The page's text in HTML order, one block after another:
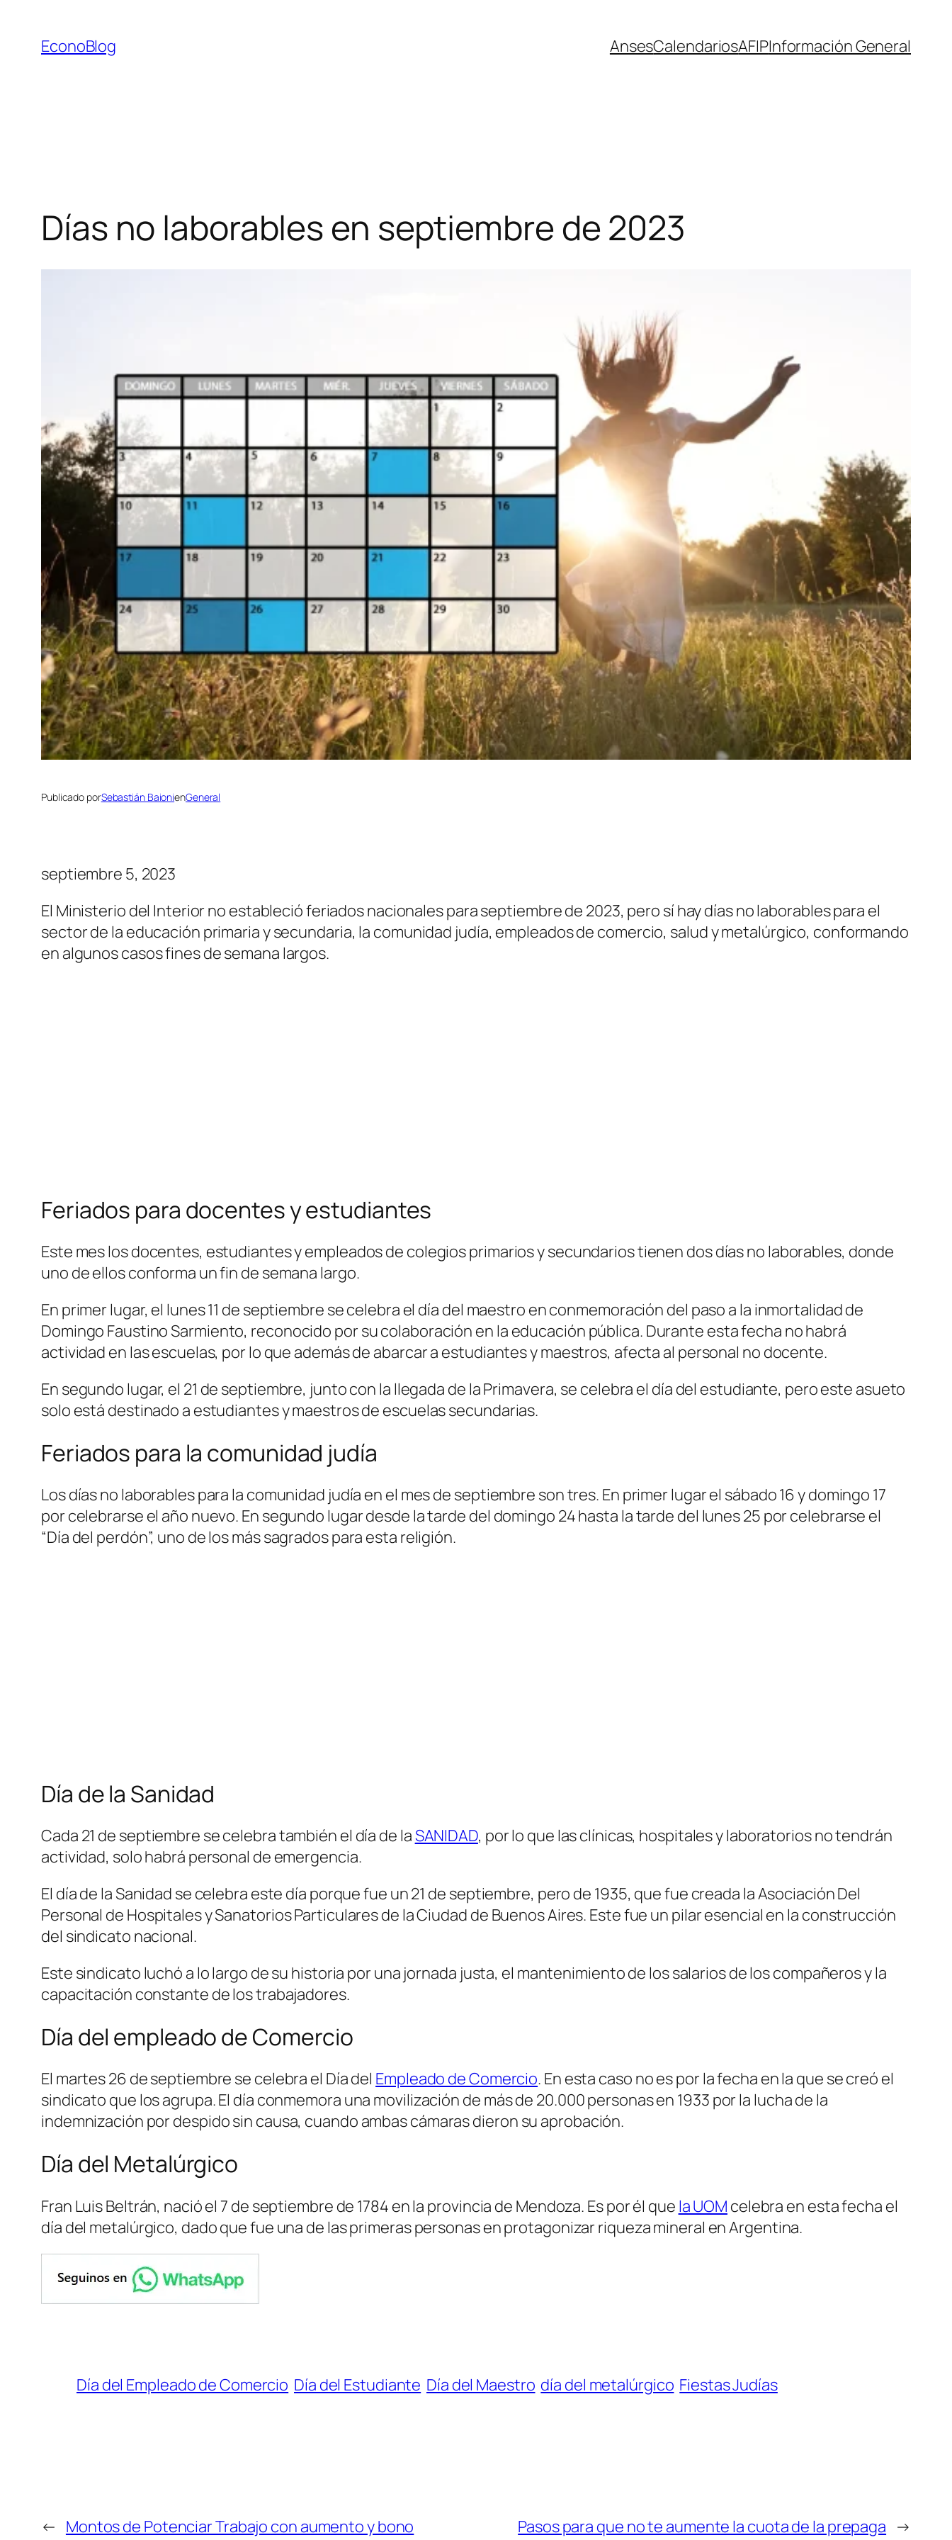
contenido
EconoBlog AnsesCalendariosAFIPInformación General
Días no laborables en septiembre de 2023
Publicado porSebastián BaionienGeneral
septiembre 5, 2023
El Ministerio del Interior no estableció feriados nacionales para septiembre de 2023, pero sí hay días no laborables para el
sector de la educación primaria y secundaria, la comunidad judía, empleados de comercio, salud y metalúrgico, conformando
en algunos casos fines de semana largos.
Feriados para docentes y estudiantes
Este mes los docentes, estudiantes y empleados de colegios primarios y secundarios tienen dos días no laborables, donde
uno de ellos conforma un fin de semana largo.
En primer lugar, el lunes 11 de septiembre se celebra el día del maestro en conmemoración del paso a la inmortalidad de
Domingo Faustino Sarmiento, reconocido por su colaboración en la educación pública. Durante esta fecha no habrá
actividad en las escuelas, por lo que además de abarcar a estudiantes y maestros, afecta al personal no docente.
En segundo lugar, el 21 de septiembre, junto con la llegada de la Primavera, se celebra el día del estudiante, pero este asueto
solo está destinado a estudiantes y maestros de escuelas secundarias.
Feriados para la comunidad judía
Los días no laborables para la comunidad judía en el mes de septiembre son tres. En primer lugar el sábado 16 y domingo 17
por celebrarse el año nuevo. En segundo lugar desde la tarde del domingo 24 hasta la tarde del lunes 25 por celebrarse el
“Día del perdón”, uno de los más sagrados para esta religión.
Día de la Sanidad
Cada 21 de septiembre se celebra también el día de laSANIDAD, por lo que las clínicas, hospitales y laboratorios no tendrán
actividad, solo habrá personal de emergencia.
El día de la Sanidad se celebra este día porque fue un 21 de septiembre, pero de 1935, que fue creada la Asociación Del
Personal de Hospitales y Sanatorios Particulares de la Ciudad de Buenos Aires. Este fue un pilar esencial en la construcción
del sindicato nacional.
Este sindicato luchó a lo largo de su historia por una jornada justa, el mantenimiento de los salarios de los compañeros y la
capacitación constante de los trabajadores.
Día del empleado de Comercio
El martes 26 de septiembre se celebra el Día del Empleado de Comercio. En esta caso no es por la fecha en la que se creó el
sindicato que los agrupa. El día conmemora una movilización de más de 20.000 personas en 1933 por la lucha de la
indemnización por despido sin causa, cuando ambas cámaras dieron su aprobación.
Día del Metalúrgico
Fran Luis Beltrán, nació el 7 de septiembre de 1784 en la provincia de Mendoza. Es por él que la UOM celebra en esta fecha el
día del metalúrgico, dado que fue una de las primeras personas en protagonizar riqueza mineral en Argentina.
Día del Empleado de Comercio Día del Estudiante Día del Maestro día del metalúrgico Fiestas Judías
← Montos de Potenciar Trabajo con aumento y bono Pasos para que no te aumente la cuota de la prepaga →